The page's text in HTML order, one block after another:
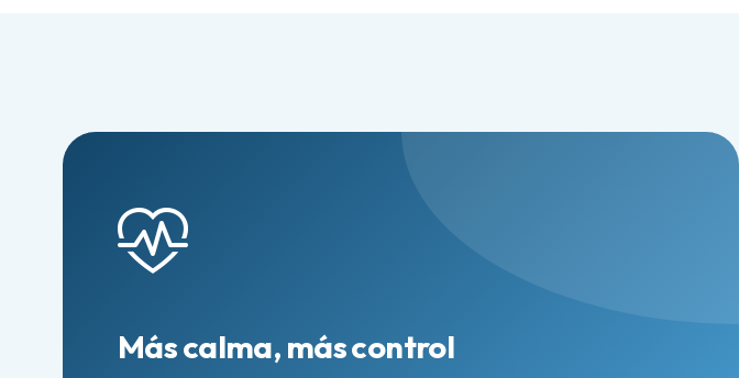
Más calma, más control